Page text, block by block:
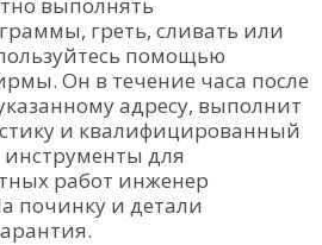
греть, сливать или
помощью
Он в течение часа после
адресу, выполнит
и квалифицированный
для
работ инженер
починку и детали